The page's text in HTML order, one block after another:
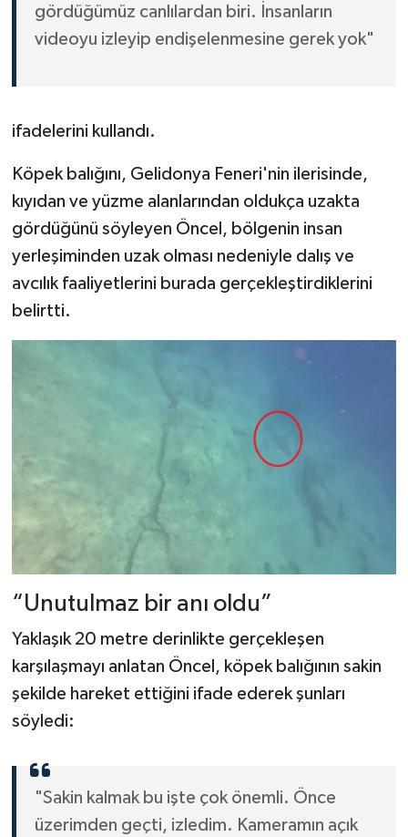
gördüğümüz canlılardan biri. İnsanların
videoyu izleyip endişelenmesine gerek yok"
ifadelerini kullandı.
Köpek balığını, Gelidonya Feneri'nin ilerisinde,
kıyıdan ve yüzme alanlarından oldukça uzakta
gördüğünü söyleyen Öncel, bölgenin insan
yerleşiminden uzak olması nedeniyle dalış ve
avcılık faaliyetlerini burada gerçekleştirdiklerini
belirtti.
“Unutulmaz bir anı oldu”
Yaklaşık 20 metre derinlikte gerçekleşen
karşılaşmayı anlatan Öncel, köpek balığının sakin
şekilde hareket ettiğini ifade ederek şunları
söyledi:
"Sakin kalmak bu işte çok önemli. Önce
üzerimden geçti, izledim. Kameramın açık